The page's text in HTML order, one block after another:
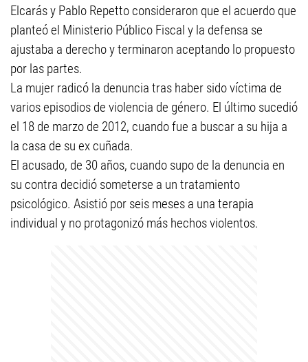
Elcarás y Pablo Repetto consideraron que el acuerdo que
planteó el Ministerio Público Fiscal y la defensa se
ajustaba a derecho y terminaron aceptando lo propuesto
por las partes.
La mujer radicó la denuncia tras haber sido víctima de
varios episodios de violencia de género. El último sucedió
el 18 de marzo de 2012, cuando fue a buscar a su hija a
la casa de su ex cuñada.
El acusado, de 30 años, cuando supo de la denuncia en
su contra decidió someterse a un tratamiento
psicológico. Asistió por seis meses a una terapia
individual y no protagonizó más hechos violentos.